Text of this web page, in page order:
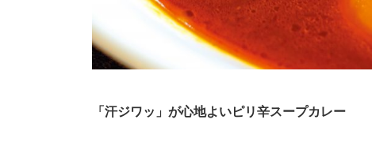
「汗ジワッ」が心地よいピリ辛スープカレー